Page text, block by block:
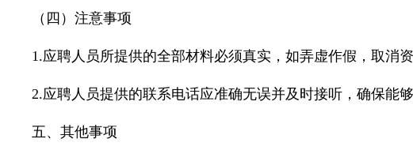
（四）注意事项
1.应聘人员所提供的全部材料必须真实，如弄虚作假，取消
2.应聘人员提供的联系电话应准确无误并及时接听，确保能
五、其他事项